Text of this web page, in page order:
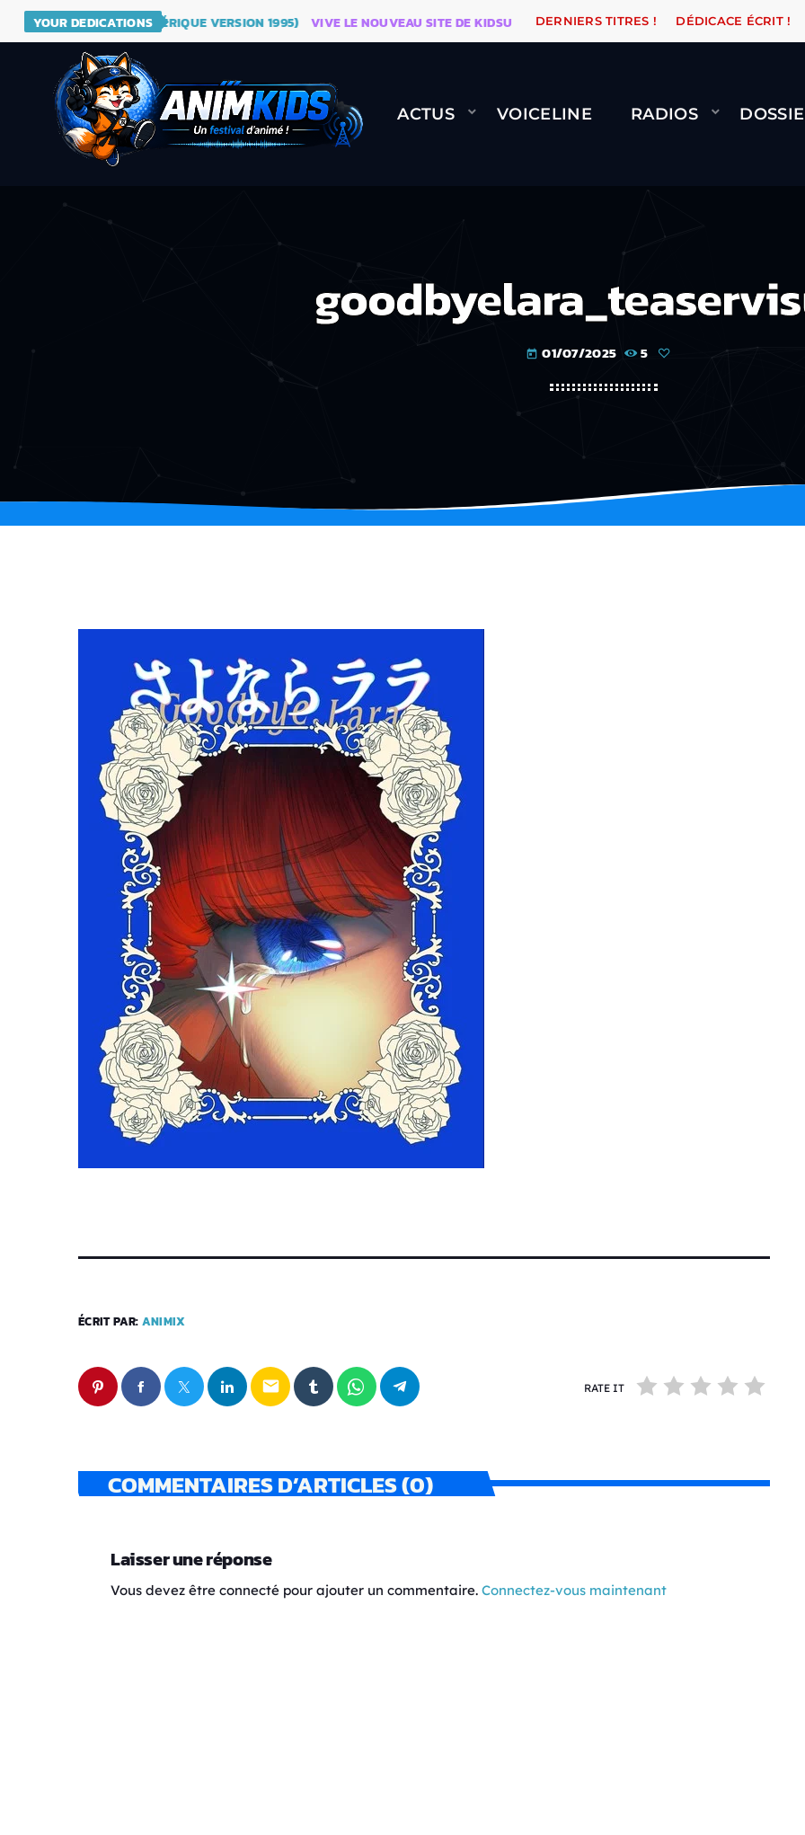
YOUR DEDICATIONS
DRAGON BALL (GÉNÉRIQUE VERSION 1995) VIVE LE NOUVEAU SITE DE KIDSUNE WARÉTRO ORANGE ROAD QUI
DERNIERS TITRES ! DÉDICACE ÉCRIT !
ACTUS VOICELINE RADIOS
today 01/07/2025 5
ÉCRIT PAR: ANIMIX
email RATE IT
COMMENTAIRES D’ARTICLES (0)
Laisser une réponse
Vous devez être connecté pour ajouter un commentaire. Connectez-vous maintenant